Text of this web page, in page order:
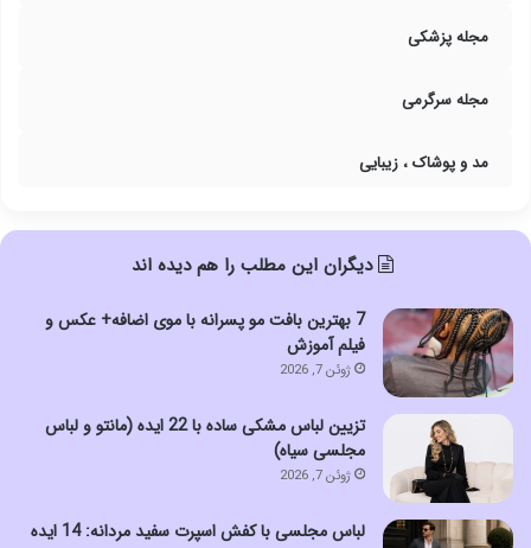
مجله پزشکی
مجله سرگرمی
مد و پوشاک ، زیبایی
دیگران این مطلب را هم دیده اند
7 بهترین بافت مو پسرانه با موی اضافه+ عکس و
فیلم آموزش
ژوئن 7, 2026
تزیین لباس مشکی ساده با 22 ایده (مانتو و لباس
مجلسی سیاه)
ژوئن 7, 2026
لباس مجلسی با کفش اسپرت سفید مردانه: 14 ایده